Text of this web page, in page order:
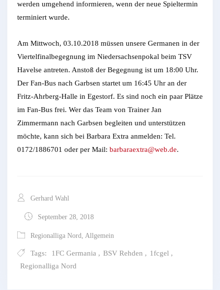
werden umgehend informieren, wenn der neue Spieltermin
terminiert wurde.
Am Mittwoch, 03.10.2018 müssen unsere Germanen in der
Viertelfinalbegegnung im Niedersachsenpokal beim TSV
Havelse antreten. Anstoß der Begegnung ist um 18:00 Uhr.
Der Fan-Bus nach Garbsen startet um 16:45 Uhr an der
Fritz-Ahrberg-Halle in Egestorf. Es sind noch ein paar Plätze
im Fan-Bus frei. Wer das Team von Trainer Jan
Zimmermann nach Garbsen begleiten und unterstützen
möchte, kann sich bei Barbara Extra anmelden: Tel.
0172/1886701 oder per Mail: barbaraextra@web.de.
Gerhard Wahl
September 28, 2018
Regionalliga Nord Allgemein
Tags: 1FC Germania , BSV Rehden , 1fcgel ,
Regionalliga Nord